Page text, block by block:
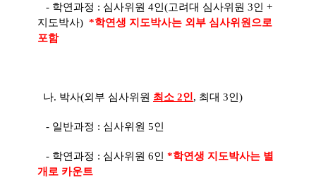
- 학연과정 : 심사위원 4인(고려대 심사위원 3인 +
지도박사) *학연생 지도박사는 외부 심사위원으로
포함
나. 박사(외부 심사위원 최소 2인, 최대 3인)
- 일반과정 : 심사위원 5인
- 학연과정 : 심사위원 6인
*학연생 지도박사는 별
개로 카운트